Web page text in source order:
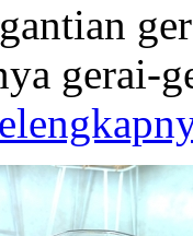
gerai-